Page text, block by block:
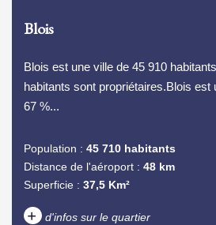
Blois
Blois est une ville de 45 910
habitants sont propriétaires.Blois est
67 %...
Population : 45 710 habitants
Distance de l'aéroport : 48 km
Superficie : 37,5 Km²
+ d'infos sur le quartier